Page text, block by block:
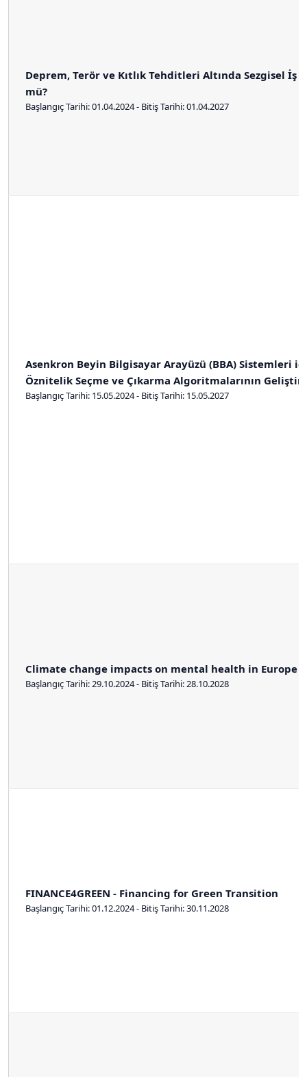
Deprem, Terör ve Kıtlık Tehditleri Altında Sezgisel
mü?
Başlangıç Tarihi: 01.04.2024 - Bitiş Tarihi: 01.04.2027
Asenkron Beyin Bilgisayar Arayüzü (BBA) Sistemleri
Öznitelik Seçme ve Çıkarma Algoritmalarının
Başlangıç Tarihi: 15.05.2024 - Bitiş Tarihi: 15.05.2027
Climate change impacts on mental health in Europe
Başlangıç Tarihi: 29.10.2024 - Bitiş Tarihi: 28.10.2028
FINANCE4GREEN - Financing for Green Transition
Başlangıç Tarihi: 01.12.2024 - Bitiş Tarihi: 30.11.2028